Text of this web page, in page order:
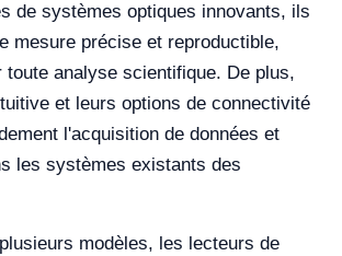
de systèmes optiques innovants, ils
mesure précise et reproductible,
toute analyse scientifique. De plus,
et leurs options de connectivité
l'acquisition de données et
les systèmes existants des
modèles, les lecteurs de